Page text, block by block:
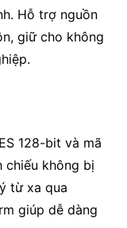
Hỗ trợ nguồn
giữ cho không
128-bit và mã
chiếu không bị
từ xa qua
giúp dễ dàng